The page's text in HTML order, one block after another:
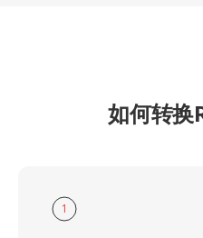
如何转换
1